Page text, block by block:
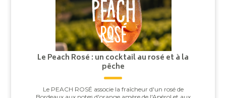
Le Peach Rosé : un cocktail au rosé et à la
pêche
Le PEACH ROSÉ associe la fraîcheur d'un rosé de